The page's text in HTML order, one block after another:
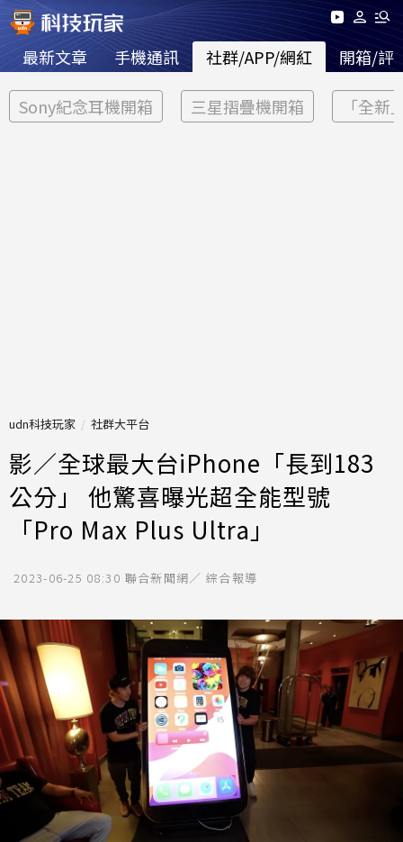
最新文章 手機通訊 社群/APP/網紅 開箱/評
Sony紀念耳機開箱 三星摺疊機開箱 「全新
udn科技玩家 社群大平台
影／全球最大台iPhone「長到183
公分」 他驚喜曝光超全能型號
「Pro Max Plus Ultra」
2023-06-25 08:30 聯合新聞網／ 綜合報導